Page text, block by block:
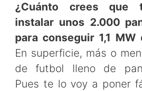
¿Cuánto crees que
instalar unos 2.000
para conseguir 1,1 MW
En superficie, más o
de futbol lleno de
Pues te lo voy a poner